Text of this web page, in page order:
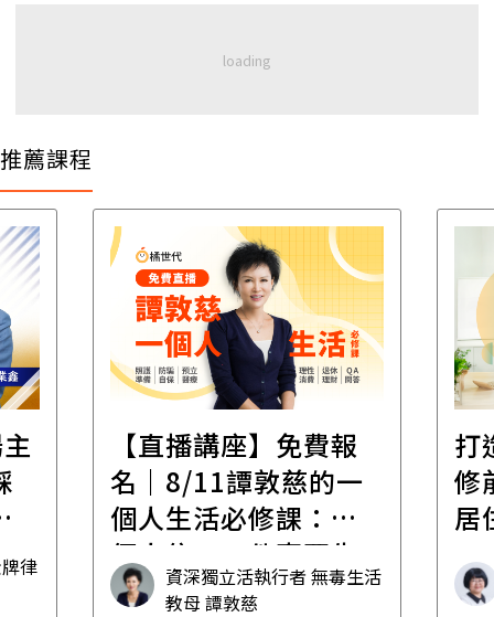
推薦課程
律
【直播講座】免費報
名｜8/11譚敦慈的一
個人生活必修課：一
個人住，五件事要先
想清楚！資深獨立活執行者 無毒生活
教母 譚敦慈
打
修
居